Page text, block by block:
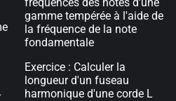
gamme tempérée à l'aide de
la fréquence de la note
fondamentale
Exercice : Calculer la
longueur d'un fuseau
harmonique d'une corde L